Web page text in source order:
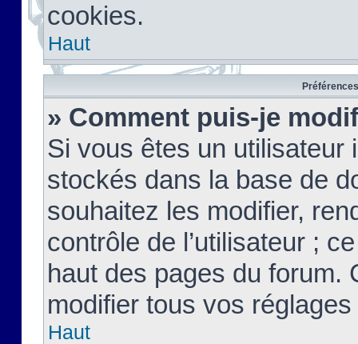
cookies.
Haut
» Comment puis-je
Si vous êtes un
stockés dans la base de
souhaitez les modifier,
contrôle de l’utilisateur ;
haut des pages du forum.
modifier tous vos
Haut